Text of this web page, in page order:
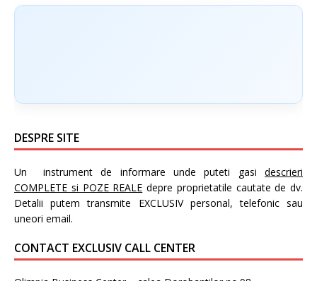
DESPRE SITE
Un instrument de informare unde puteti gasi descrieri
COMPLETE si POZE REALE depre proprietatile cautate de dv.
Detalii putem transmite EXCLUSIV personal, telefonic sau
uneori email.
CONTACT EXCLUSIV CALL CENTER